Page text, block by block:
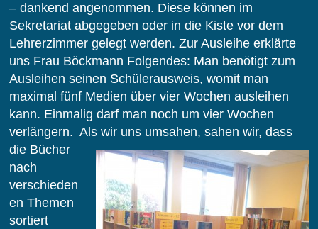
– dankend angenommen. Diese können im
Sekretariat abgegeben oder in die Kiste vor dem
Lehrerzimmer gelegt werden. Zur Ausleihe erklärte
uns Frau Böckmann Folgendes: Man benötigt zum
Ausleihen seinen Schülerausweis, womit man
maximal fünf Medien über vier Wochen ausleihen
kann. Einmalig darf man noch um vier Wochen
verlängern. Als wir uns umsahen, sahenwir, dass
die Bücher
nach
verschieden
enThemen
sortiert